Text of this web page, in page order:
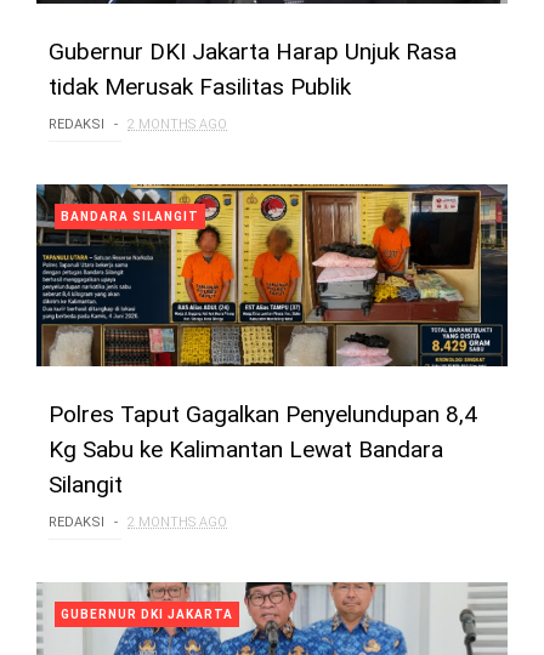
Gubernur DKI Jakarta Harap Unjuk Rasa
tidak Merusak Fasilitas Publik
REDAKSI 2 MONTHS AGO
BANDARA SILANGIT
Polres Taput Gagalkan Penyelundupan 8,4
Kg Sabu ke Kalimantan Lewat Bandara
Silangit
REDAKSI 2 MONTHS AGO
GUBERNUR DKI JAKARTA